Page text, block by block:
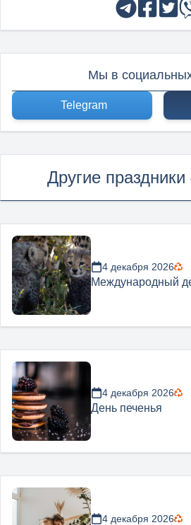
Мы в
Telegram
Другие
4 декабря 2026
Международный
4 декабря 2026
День печенья
4 декабря 2026